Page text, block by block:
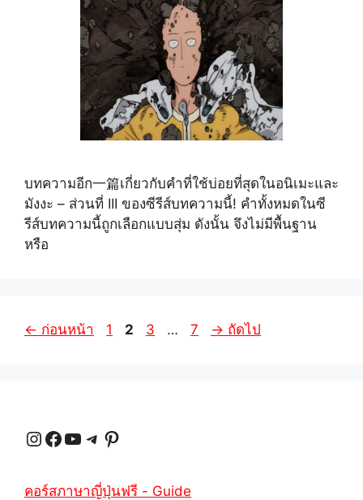
บทความอีก一篇เกี่ยวกับคำที่ใช้บ่อยที่สุดในอนิเมะและ
มังงะ – ส่วนที่ III ของซีรีส์บทความนี้! คำทั้งหมดในซี
รีส์บทความนี้ถูกเลือกแบบสุ่ม ดังนั้น จึงไม่มีพื้นฐาน
หรือ
← ก่อนหน้า
หน้า
1
หน้า
2
หน้า
3 …
หน้า
7 → ถัดไป
Instagram Facebook YouTube Telegram Pinterest
คอร์สภาษาญี่ปุ่นฟรี - Guide